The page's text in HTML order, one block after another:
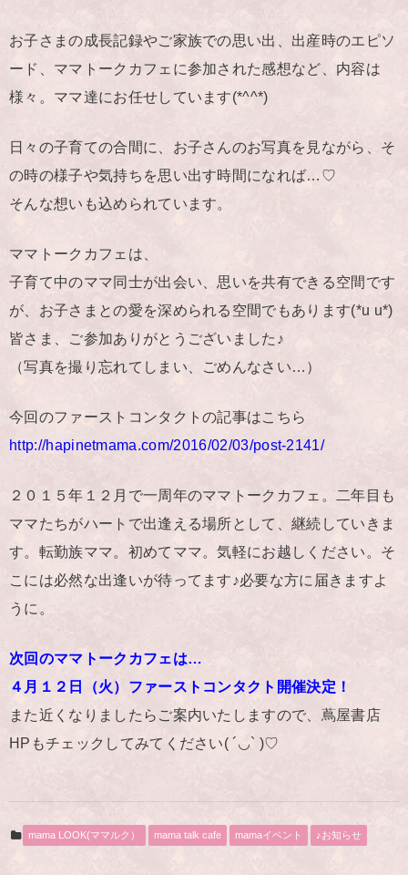
お子さまの成長記録やご家族での思い出、出産時のエピソ
ード、ママトークカフェに参加された感想など、内容は
様々。ママ達にお任せしています(*^^*)
日々の子育ての合間に、お子さんのお写真を見ながら、そ
の時の様子や気持ちを思い出す時間になれば…♡
そんな想いも込められています。
ママトークカフェは、
子育て中のママ同士が出会い、思いを共有できる空間です
が、お子さまとの愛を深められる空間でもあります(*u u*)
皆さま、ご参加ありがとうございました♪
（写真を撮り忘れてしまい、ごめんなさい…）
今回のファーストコンタクトの記事はこちら
http://hapinetmama.com/2016/02/03/post-2141/
２０１５年１２月で一周年のママトークカフェ。二年目も
ママたちがハートで出逢える場所として、継続していきま
す。転勤族ママ。初めてママ。気軽にお越しください。そ
こには必然な出逢いが待ってます♪必要な方に届きますよ
うに。
次回のママトークカフェは…
４月１２日（火）ファーストコンタクト開催決定！
また近くなりましたらご案内いたしますので、蔦屋書店
HPもチェックしてみてください( ´◡` )♡
mama LOOK(ママルク） mama talk cafe mamaイベント ♪お知らせ